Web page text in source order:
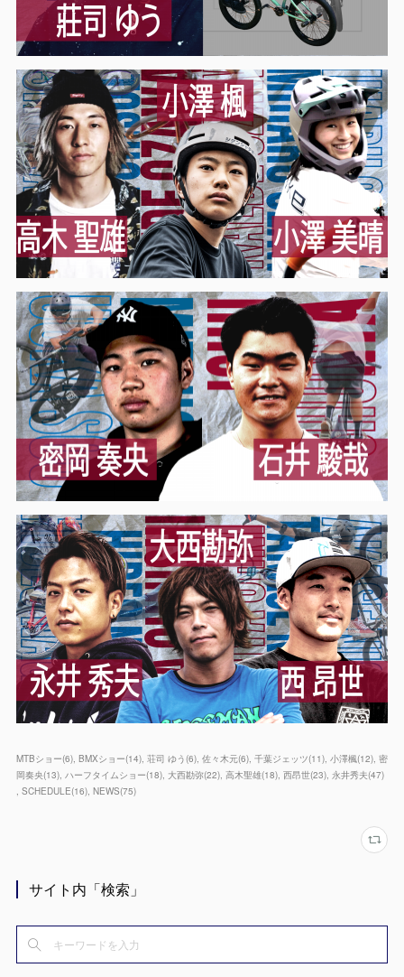
MTBショー(6) BMXショー(14) 荘司 ゆう(6) 佐々木元(6) 千葉ジェッツ(11) 小澤楓(12) 密
岡奏央(13) ハーフタイムショー(18) 大西勘弥(22) 高木聖雄(18) 西昂世(23) 永井秀夫(47)
SCHEDULE(16) NEWS(75)
サイト内「検索」